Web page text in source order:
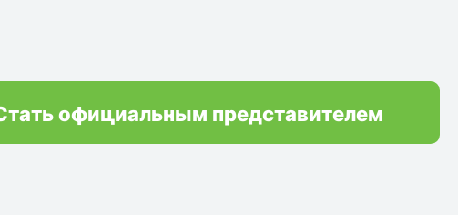
официальным представителем